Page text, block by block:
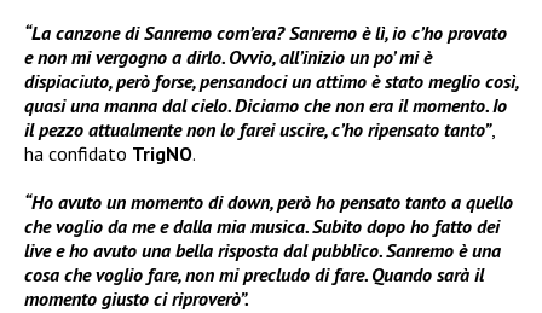
“La canzone di Sanremo com’era? Sanremo è lì, io c’ho provato
e non mi vergogno a dirlo. Ovvio, all’inizio un po’ mi è
dispiaciuto, però forse, pensandoci un attimo è stato meglio così,
quasi una manna dal cielo. Diciamo che non era il momento. Io
il pezzo attualmente non lo farei uscire, c’ho ripensato tanto”,
ha confidato TrigNO.
“Ho avuto un momento di down, però ho pensato tanto a quello
che voglio da me e dalla mia musica. Subito dopo ho fatto dei
live e ho avuto una bella risposta dal pubblico. Sanremo è una
cosa che voglio fare, non mi precludo di fare. Quando sarà il
momento giusto ci riproverò”.